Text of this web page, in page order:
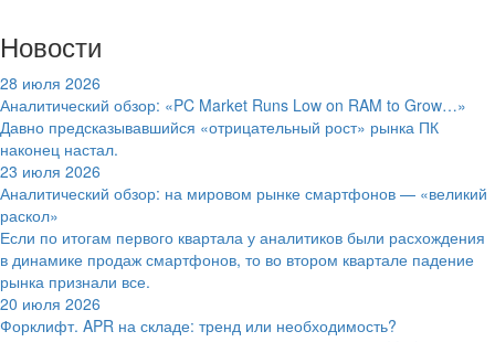
Новости
28 июля 2026
Аналитический обзор: «PC Market Runs Low on RAM to Grow…»
Давно предсказывавшийся «отрицательный рост» рынка ПК
наконец настал.
23 июля 2026
Аналитический обзор: на мировом рынке смартфонов — «великий
раскол»
Если по итогам первого квартала у аналитиков были расхождения
в динамике продаж смартфонов, то во втором квартале падение
рынка признали все.
20 июля 2026
Форклифт. APR на складе: тренд или необходимость?